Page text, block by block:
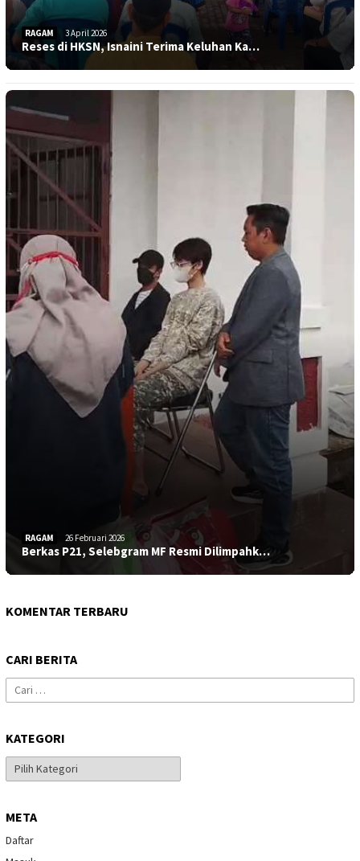
RAGAM 3 April 2026
Reses di HKSN, Isnaini Terima Keluhan Ka…
RAGAM 26 Februari 2026
Berkas P21, Selebgram MF Resmi Dilimpahk…
KOMENTAR TERBARU
CARI BERITA
Cari
untuk:
KATEGORI
Kategori
META
Daftar